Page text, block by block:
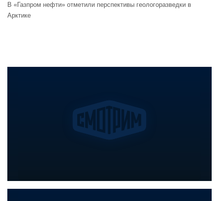
В «Газпром нефти» отметили перспективы геологоразведки в
Арктике